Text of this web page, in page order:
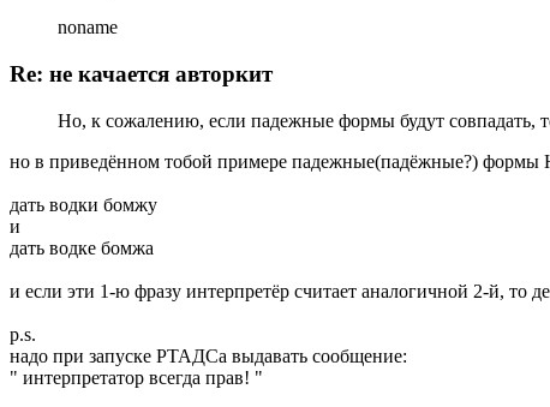
noname
Re: не качается авторкит
Но, к сожалению, если падежные формы будут совпадать,
но в приведённом тобой примере падежные(падёжные?) формы
дать водки бомжу
и
дать водке бомжа
и если эти 1-ю фразу интерпретёр считает аналогичной 2-й, то
p.s.
надо при запуске РТАДСа выдавать сообщение:
" интерпретатор всегда прав! "